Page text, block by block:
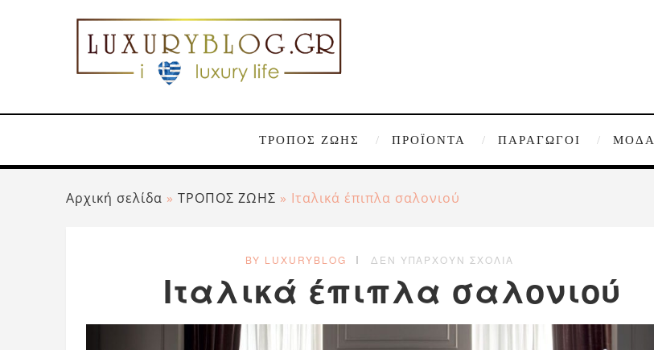
ΤΡΟΠΟΣ ΖΩΗΣ ΠΡΟΪΌΝΤΑ ΠΑΡΑΓΩΓΟΊ ΜΌΔΑ
Αρχική σελίδα » ΤΡΟΠΟΣ ΖΩΗΣ » Ιταλικά έπιπλα σαλονιού
BY LUXURYBLOG ΔΕΝ ΥΠΆΡΧΟΥΝ ΣΧΌΛΙΑ
Ιταλικά έπιπλα σαλονιού